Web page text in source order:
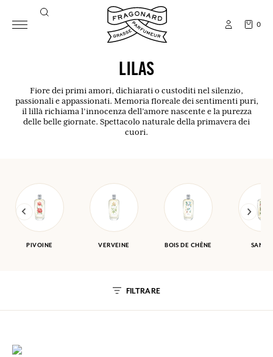
0
LILAS
Fiore dei primi amori, dichiarati o custoditi nel silenzio,
passionali e appassionati. Memoria floreale dei sentimenti puri,
il lillà richiama l’innocenza dell’amore nascente e la purezza
delle belle giornate. Spettacolo naturale della primavera dei
cuori.
PIVOINE VERVEINE BOIS DE CHÊNE
FILTRARE